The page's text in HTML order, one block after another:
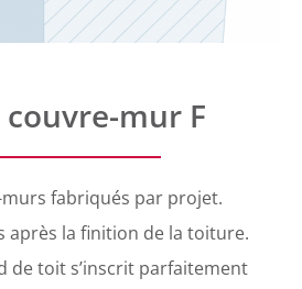
couvre-mur F
fabriqués par projet.
après la finition de la toiture.
de toit s’inscrit parfaitement